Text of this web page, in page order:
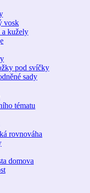
vosk
kužely
pod svíčky
sady
tématu
rovnováha
domova